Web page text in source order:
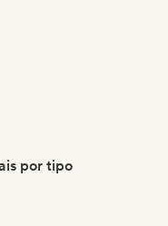
por tipo